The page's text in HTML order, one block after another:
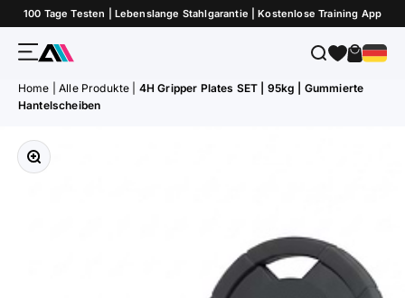
Zum Inhalt springen
100 Tage Testen | Lebenslange Stahlgarantie | Kostenlose Training App
MenüATLETICA Suche
Home Alle Produkte
4H Gripper Plates SET | 95kg | Gummierte
Hantelscheiben
Bild vergrößern